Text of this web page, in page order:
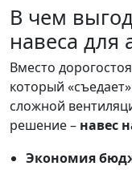
В чем
навеса для
Вместо
который
сложной
решение – навес
Экономия